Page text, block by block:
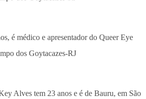
é médico e apresentador do Queer Eye
dos Goytacazes-RJ